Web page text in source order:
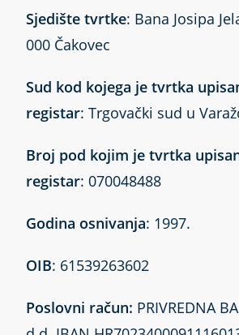
Sjedište tvrtke: Bana Josipa
000 Čakovec
Sud kod kojega je tvrtka
registar: Trgovački sud u
Broj pod kojim je tvrtka
registar: 070048488
Godina osnivanja: 1997.
OIB: 61539263602
Poslovni račun: PRIVREDNA